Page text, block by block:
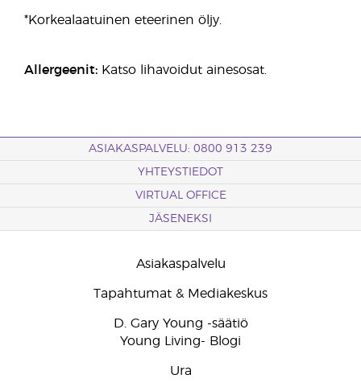
*Korkealaatuinen eteerinen öljy.
Allergeenit: Katso lihavoidut ainesosat.
ASIAKASPALVELU: 0800 913 239
YHTEYSTIEDOT
VIRTUAL OFFICE
JÄSENEKSI
Asiakaspalvelu
Tapahtumat & Mediakeskus
D. Gary Young -säätiö
Young Living- Blogi
Ura